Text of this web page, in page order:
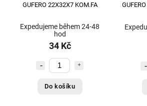
GUFERO 22X32X7 KOM.FA
Expedujeme během 24-48
hod
34 Kč
Do košíku
GUFERO 80X100X13 KLIKOVÉ